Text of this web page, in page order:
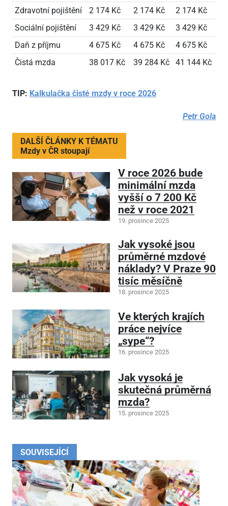
SOUVISEJÍCÍ
Zdravotní pojištění
2 174 Kč 2 174 Kč 2 174 Kč
Sociální pojištění
3 429 Kč 3 429 Kč 3 429 Kč
Daň z příjmu
4 675 Kč 4 675 Kč 4 675 Kč
Čistá mzda
38 017 Kč 39 284 Kč 41 144 Kč
TIP: Kalkulačka čisté mzdy v roce 2026
Petr Gola
DALŠÍ ČLÁNKY K TÉMATU
Mzdy v ČR stoupají
V roce 2026 bude
minimální mzda
vyšší o 7 200 Kč
než v roce 2021
19. prosince 2025
Jak vysoké jsou
průměrné mzdové
náklady? V Praze 90
tisíc měsíčně
18. prosince 2025
Ve kterých krajích
práce nejvíce
„sype“?
16. prosince 2025
Jak vysoká je
skutečná průměrná
mzda?
15. prosince 2025